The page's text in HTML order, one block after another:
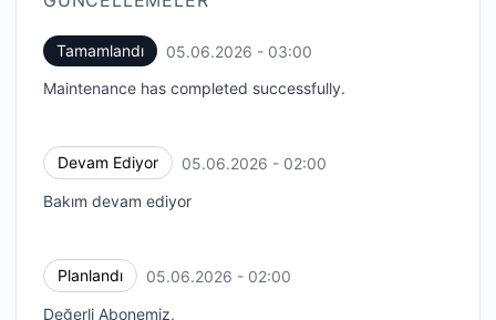
Tamamlandı 05.06.2026 - 03:00
Maintenance has completed successfully.
Devam Ediyor 05.06.2026 - 02:00
Bakım devam ediyor
Planlandı 05.06.2026 - 02:00
Değerli Abonemiz,